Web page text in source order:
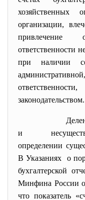
хозяйственных
организации,
привлечение
ответственности
при наличии
законодательством.
и
определении
В Указаниях о
бухгалтерской
Минфина России
что показатель